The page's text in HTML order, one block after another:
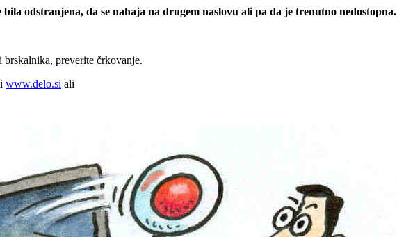
odstranjena, da se nahaja na drugem naslovu ali pa da je trenutno nedostopna.
preverite črkovanje.
www.delo.si ali